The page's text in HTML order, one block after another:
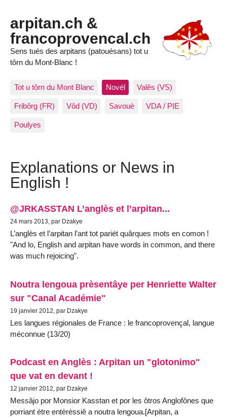
arpitan.ch &
francoprovencal.ch
Sens tués des arpitans (patouésans) tot u
tôrn du Mont-Blanc !
Tot u tôrn du Mont Blanc Novél Valês (VS)
Fribôrg (FR) Vôd (VD) Savouè VDA / PIE
Poulyes
Explanations or News in
English !
@JRKASSTAN L’anglès et l’arpitan...
24 mars 2013, par Dzakye
L’anglès et l’arpitan l’ant tot pariét quârques mots en comon !
"And lo, English and arpitan have words in common, and there
was much rejoicing".
Noutra lengoua prèsentâye per Henriette Walter
sur "Canal Académie"
19 janvier 2012, par Dzakye
Les langues régionales de France : le francoprovençal, langue
méconnue (13/20)
Podcast en Anglès : Arpitan un "glotonimo"
que vat en devant !
12 janvier 2012, par Dzakye
Messâjo por Monsior Kasstan et por les ôtros Anglofônes que
porriant étre entèrèssiê a noutra lengoua.[Arpitan, a